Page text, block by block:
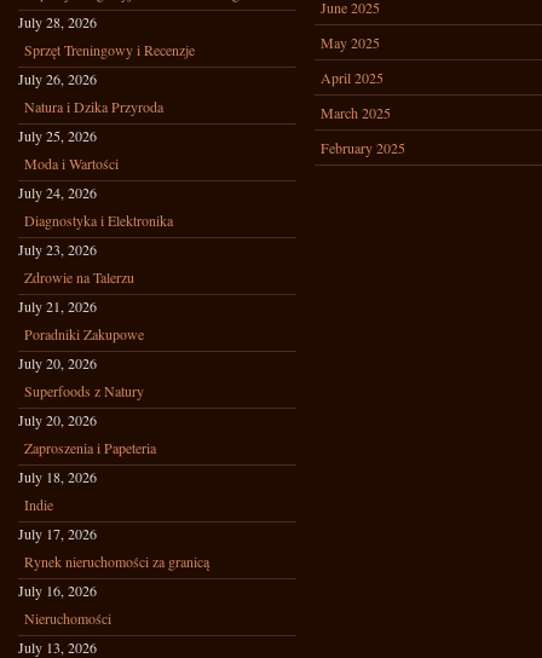
July 28, 2026
Sprzęt Treningowy i Recenzje
July 26, 2026
Natura i Dzika Przyroda
July 25, 2026
Moda i Wartości
July 24, 2026
Diagnostyka i Elektronika
July 23, 2026
Zdrowie na Talerzu
July 21, 2026
Poradniki Zakupowe
July 20, 2026
Superfoods z Natury
July 20, 2026
Zaproszenia i Papeteria
July 18, 2026
Indie
July 17, 2026
Rynek nieruchomości za granicą
July 16, 2026
Nieruchomości
July 13, 2026
June 2025
May 2025
April 2025
March 2025
February 2025